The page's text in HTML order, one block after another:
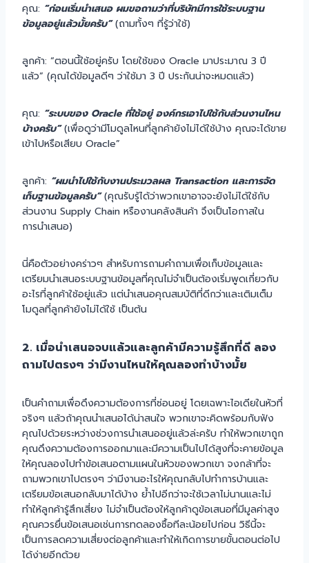
คุณ: “ก่อนเริ่มนำเสนอ ผมขอถามว่าที่บริษัทมีการใช้ระบบฐาน
ข้อมูลอยู่แล้วมั้ยครับ”(ถามทั้งๆ ที่รู้ว่าใช้)
ลูกค้า: “ตอนนี้ใช้อยู่ครับ โดยใช้ของ Oracle มาประมาณ 3 ปี
แล้ว” (คุณได้ข้อมูลดีๆ ว่าใช้มา 3 ปี ประกันน่าจะหมดแล้ว)
คุณ: “ระบบของ Oracle ที่ใช้อยู่ องค์กรเอาไปใช้กับส่วนงานไหน
บ้างครับ”(เพื่อดูว่ามีโมดูลไหนที่ลูกค้ายังไม่ได้ใช้บ้าง คุณจะได้ขาย
เข้าไปหรือเสียบ Oracle”
ลูกค้า: “ผมนำไปใช้กับงานประมวลผล Transaction และการจัด
เก็บฐานข้อมูลครับ”(คุณรับรู้ได้ว่าพวกเขาอาจจะยังไม่ได้ใช้กับ
ส่วนงาน Supply Chain หรืองานคลังสินค้า จึงเป็นโอกาสใน
การนำเสนอ)
นี่คือตัวอย่างคร่าวๆ สำหรับการถามคำถามเพื่อเก็บข้อมูลและ
เตรียมนำเสนอระบบฐานข้อมูลที่คุณไม่จำเป็นต้องเริ่มพูดเกี่ยวกับ
อะไรที่ลูกค้าใช้อยู่แล้ว แต่นำเสนอคุณสมบัติที่ดีกว่าและเติมเต็ม
โมดูลที่ลูกค้ายังไม่ได้ใช้ เป็นต้น
2. เมื่อนำเสนอจบแล้วและลูกค้ามีความรู้สึกที่ดี ลอง
ถามไปตรงๆ ว่ามีงานไหนให้คุณลองทำบ้างมั้ย
เป็นคำถามเพื่อดึงความต้องการที่ซ่อนอยู่ โดยเฉพาะไอเดียในหัวที่
จริงๆ แล้วถ้าคุณนำเสนอได้น่าสนใจ พวกเขาจะคิดพร้อมกับฟัง
คุณไปด้วยระหว่างช่วงการนำเสนออยู่แล้วล่ะครับ ทำให้พวกเขาถูก
คุณดึงความต้องการออกมาและมีความเป็นไปได้สูงที่จะคายข้อมูล
ให้คุณลองไปทำข้อเสนอตามแผนในหัวของพวกเขา จงกล้าที่จะ
ถามพวกเขาไปตรงๆ ว่ามีงานอะไรให้คุณกลับไปทำการบ้านและ
เตรียมข้อเสนอกลับมาได้บ้าง ย้ำไปอีกว่าจะใช้เวลาไม่นานและไม่
ทำให้ลูกค้ารู้สึกเสี่ยง ไม่จำเป็นต้องให้ลูกค้าดูข้อเสนอที่มีมูลค่าสูง
คุณควรยื่นข้อเสนอเช่นการทดลองซื้อทีละน้อยไปก่อน วิธีนี้จะ
เป็นการลดความเสี่ยงต่อลูกค้าและทำให้เกิดการขายขั้นตอนต่อไป
ได้ง่ายอีกด้วย